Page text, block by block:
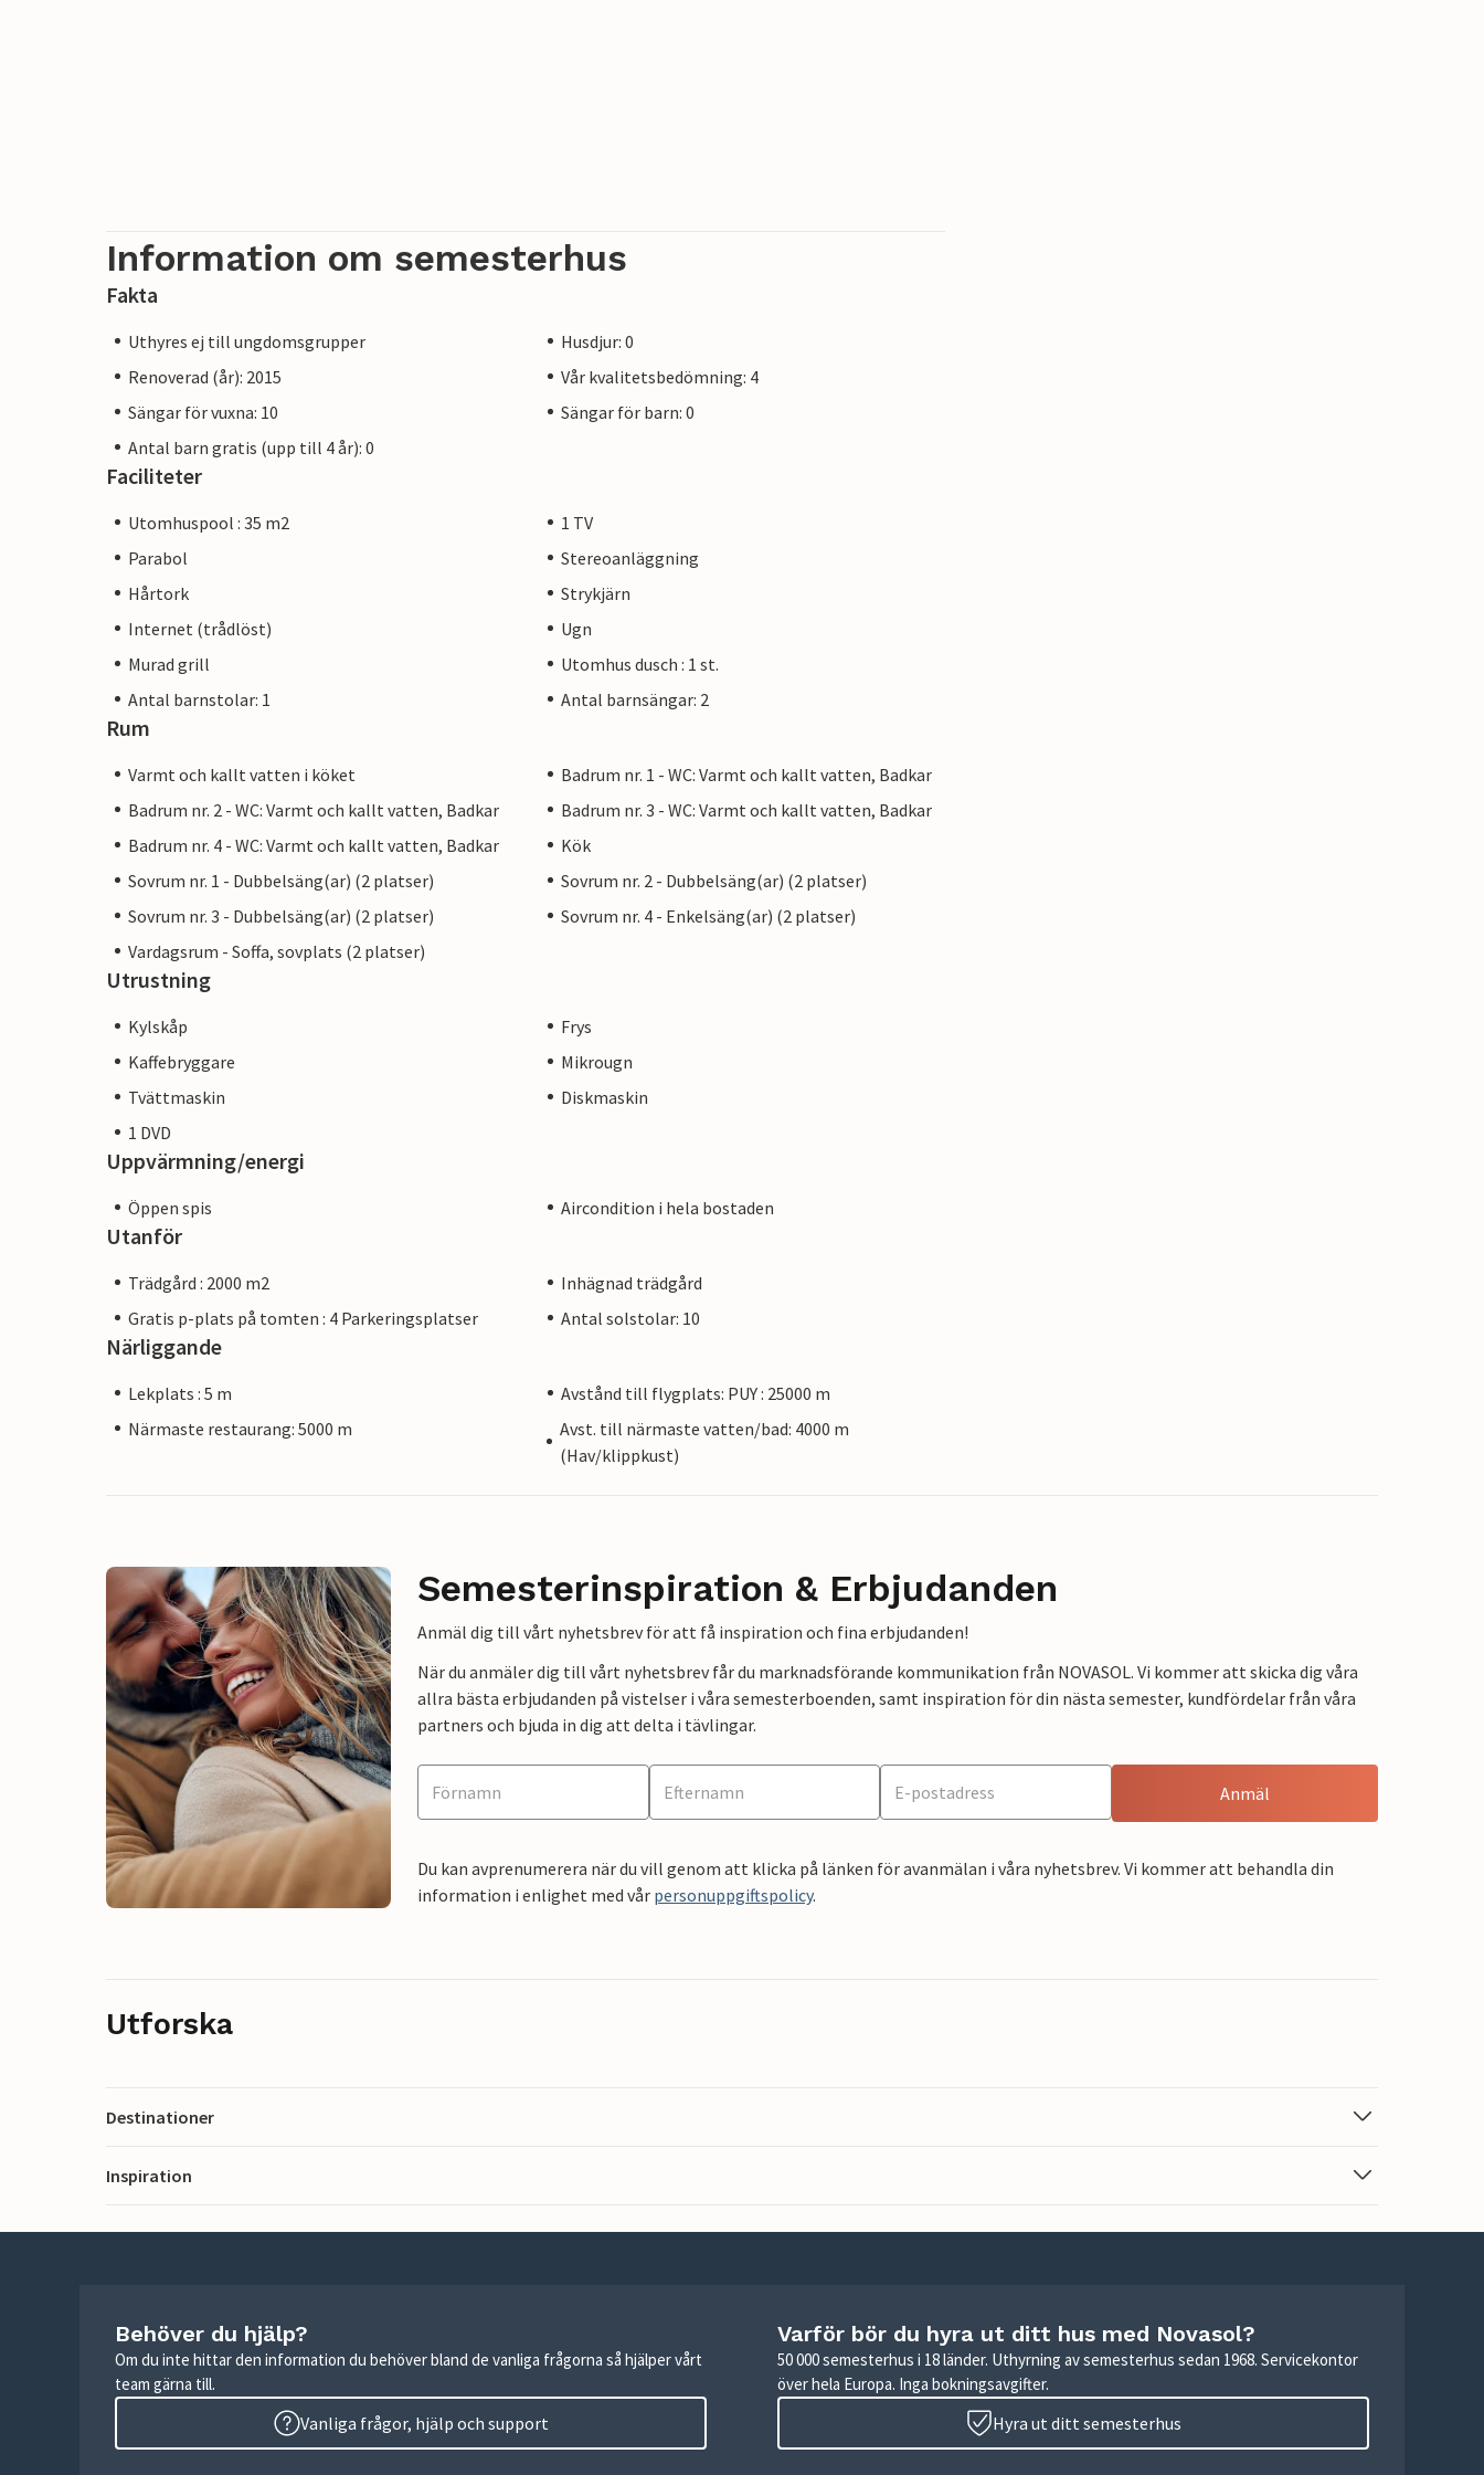
Information om semesterhus
Fakta
Uthyres ej till ungdomsgrupper
Husdjur: 0
Renoverad (år): 2015
Vår kvalitetsbedömning: 4
Sängar för vuxna: 10
Sängar för barn: 0
Antal barn gratis (upp till 4 år): 0
Faciliteter
Utomhuspool : 35 m2
1 TV
Parabol
Stereoanläggning
Hårtork
Strykjärn
Internet (trådlöst)
Ugn
Murad grill
Utomhus dusch : 1 st.
Antal barnstolar: 1
Antal barnsängar: 2
Rum
Varmt och kallt vatten i köket
Badrum nr. 1 - WC: Varmt och kallt vatten, Badkar
Badrum nr. 2 - WC: Varmt och kallt vatten, Badkar
Badrum nr. 3 - WC: Varmt och kallt vatten, Badkar
Badrum nr. 4 - WC: Varmt och kallt vatten, Badkar
Kök
Sovrum nr. 1 - Dubbelsäng(ar) (2 platser)
Sovrum nr. 2 - Dubbelsäng(ar) (2 platser)
Sovrum nr. 3 - Dubbelsäng(ar) (2 platser)
Sovrum nr. 4 - Enkelsäng(ar) (2 platser)
Vardagsrum - Soffa, sovplats (2 platser)
Utrustning
Kylskåp
Frys
Kaffebryggare
Mikrougn
Tvättmaskin
Diskmaskin
1 DVD
Uppvärmning/energi
Öppen spis Aircondition i hela bostaden
Utanför
Trädgård : 2000 m2
Inhägnad trädgård
Gratis p-plats på tomten : 4 Parkeringsplatser
Antal solstolar: 10
Närliggande
Lekplats : 5 m
Avstånd till flygplats: PUY : 25000 m
Närmaste restaurang: 5000 m
Avst. till närmaste vatten/bad: 4000 m
(Hav/klippkust)
Semesterinspiration & Erbjudanden
Anmäl dig till vårt nyhetsbrev för att få inspiration och fina erbjudanden!
När du anmäler dig till vårt nyhetsbrev får du marknadsförande kommunikation från NOVASOL. Vi kommer att skicka dig våra
allra bästa erbjudanden på vistelser i våra semesterboenden, samt inspiration för din nästa semester, kundfördelar från våra
partners och bjuda in dig att delta i tävlingar.
Anmäl
Du kan avprenumerera när du vill genom att klicka på länken för avanmälan i våra nyhetsbrev. Vi kommer att behandla din
information i enlighet med vår personuppgiftspolicy.
Utforska
Destinationer
Inspiration
Behöver du hjälp?
Om du inte hittar den information du behöver bland de vanliga frågorna så hjälper vårt
team gärna till.
Vanliga frågor, hjälp och support
Varför bör du hyra ut ditt hus med Novasol?
50 000 semesterhus i 18 länder. Uthyrning av semesterhus sedan 1968. Servicekontor
över hela Europa. Inga bokningsavgifter.
Hyra ut ditt semesterhus